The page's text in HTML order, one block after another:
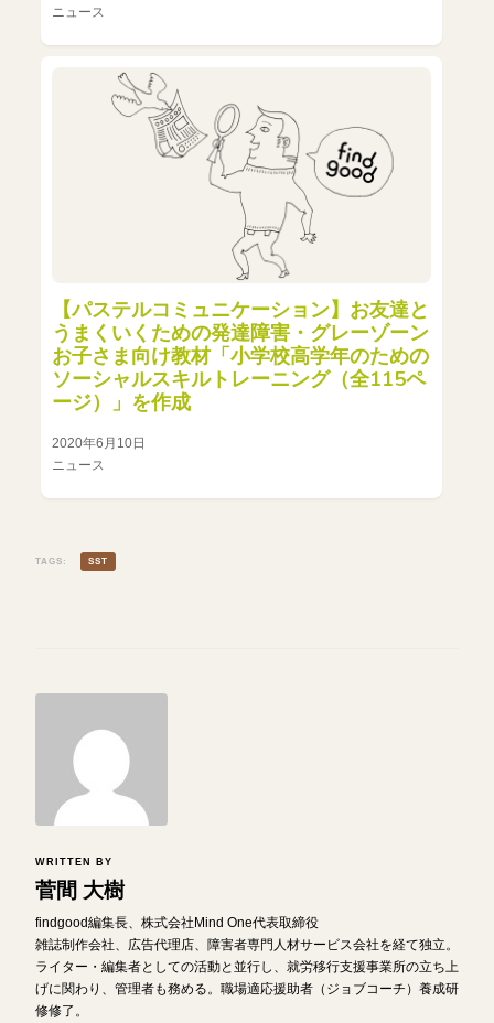
ニュース
【パステルコミュニケーション】お友達と
うまくいくための発達障害・グレーゾーン
お子さま向け教材「小学校高学年のための
ソーシャルスキルトレーニング（全115ペ
ージ）」を作成
2020年6月10日
ニュース
TAGS: SST
WRITTEN BY
菅間 大樹
findgood編集長、株式会社Mind One代表取締役
雑誌制作会社、広告代理店、障害者専門人材サービス会社を経て独立。
ライター・編集者としての活動と並行し、就労移行支援事業所の立ち上
げに関わり、管理者も務める。職場適応援助者（ジョブコーチ）養成研
修修了。